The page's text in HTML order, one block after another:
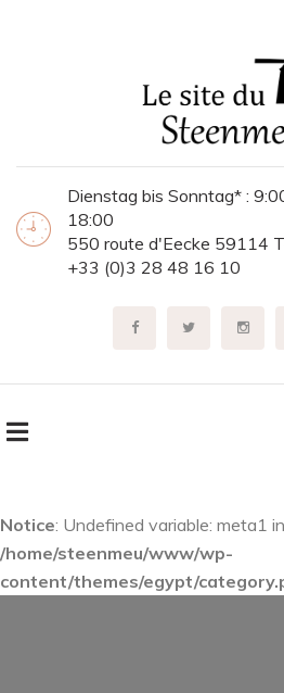
Dienstag bis Sonntag* :
18:00
550 route d'Eecke 59114
+33 (0)3 28 48 16 10
Notice: Undefined variable: meta1 in
/home/steenmeu/www/wp-
content/themes/egypt/